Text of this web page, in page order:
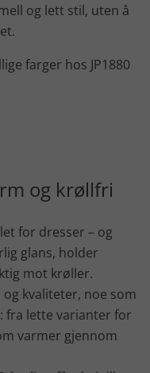
og lett stil, uten å
farger hos JP1880
og krøllfri
for dresser – og
glans, holder
mot krøller.
kvaliteter, noe som
fra lette varianter for
varmer gjennom